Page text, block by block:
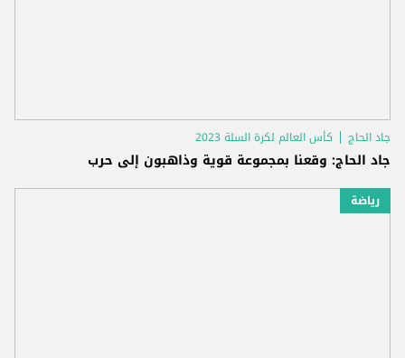
جاد الحاج كأس العالم لكرة السلة 2023
جاد الحاج: وقعنا بمجموعة قوية وذاهبون إلى حرب
رياضة